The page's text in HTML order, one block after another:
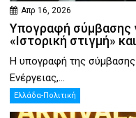
Απρ 16, 2026
Υπογραφή σύμβασης
«Ιστορική στιγμή»
Η υπογραφή της
Ενέργειας,...
Ελλάδα-Πολιτική